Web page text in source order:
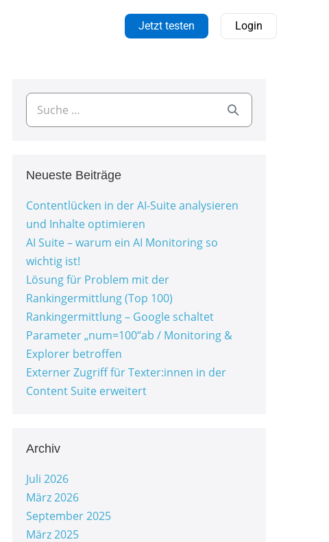
Jetzt testen Login
Neueste Beiträge
Contentlücken in der AI-Suite analysieren
und Inhalte optimieren
AI Suite – warum ein AI Monitoring so
wichtig ist!
Lösung für Problem mit der
Rankingermittlung (Top 100)
Rankingermittlung – Google schaltet
Parameter „num=100“ab / Monitoring &
Explorer betroffen
Externer Zugriff für Texter:innen in der
Content Suite erweitert
Archiv
Juli 2026
März 2026
September 2025
März 2025